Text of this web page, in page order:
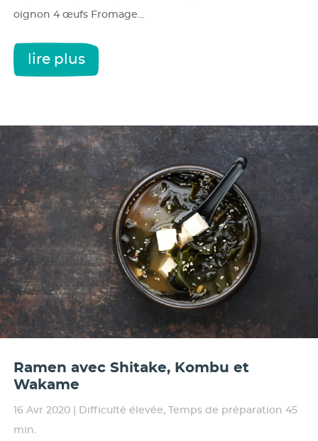
oignon 4 œufs Fromage...
lire plus
Ramen avec Shitake, Kombu et
Wakame
16 Avr 2020 Difficulté élevée,
Temps de préparation 45
min.